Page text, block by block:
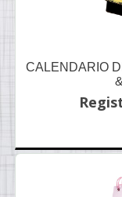
CALENDARIO